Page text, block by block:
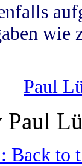
wie
Paul
Back to